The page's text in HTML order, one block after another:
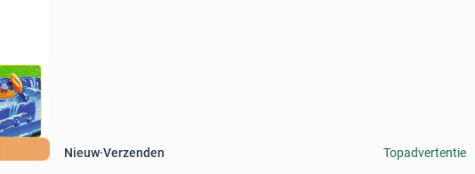
Nieuw Verzenden Topadvertentie